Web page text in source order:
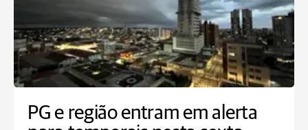
PG e região entram em alerta